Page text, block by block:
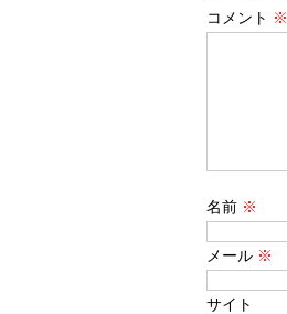
コメント ※
名前 ※
メール ※
サイト